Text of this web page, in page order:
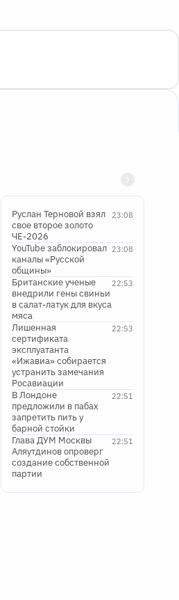
23:08
Руслан Терновой взял
свое второе золото
ЧЕ-2026
23:08
YouTube заблокировал
каналы «Русской
общины»
22:53
Британские ученые
внедрили гены свиньи
в салат-латук для вкуса
мяса
22:53
Лишенная
сертификата
эксплуатанта
«Ижавиа» собирается
устранить замечания
Росавиации
22:51
В Лондоне
предложили в пабах
запретить пить у
барной стойки
22:51
Глава ДУМ Москвы
Аляутдинов опроверг
создание собственной
партии